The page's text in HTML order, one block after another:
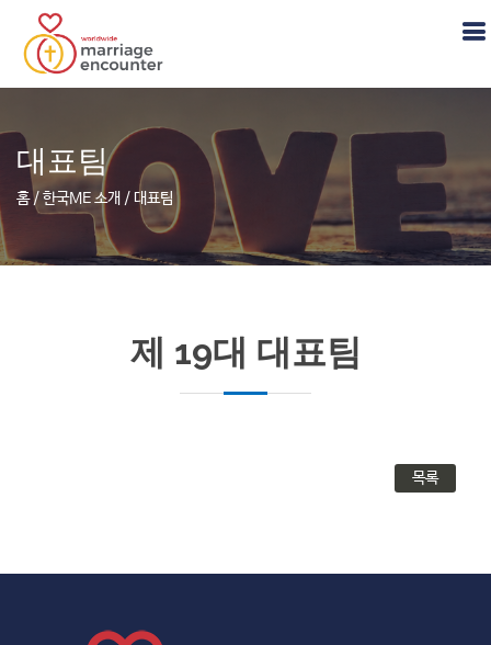
대표팀
홈 / 한국ME 소개 / 대표팀
제 19대 대표팀
목록